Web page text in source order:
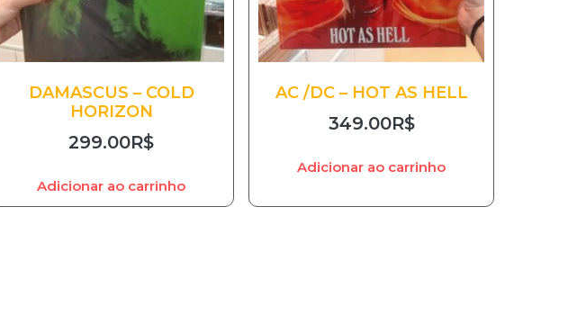
DAMASCUS – COLD
HORIZON
299.00R$
Adicionar ao carrinho
AC /DC – HOT AS HELL
349.00R$
Adicionar ao carrinho